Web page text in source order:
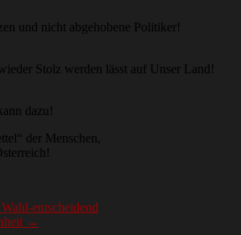
und nicht abgehobene Politiker!
Stolz werden lässt auf Unser Land!
dazu!
der Menschen,
entscheidend
→